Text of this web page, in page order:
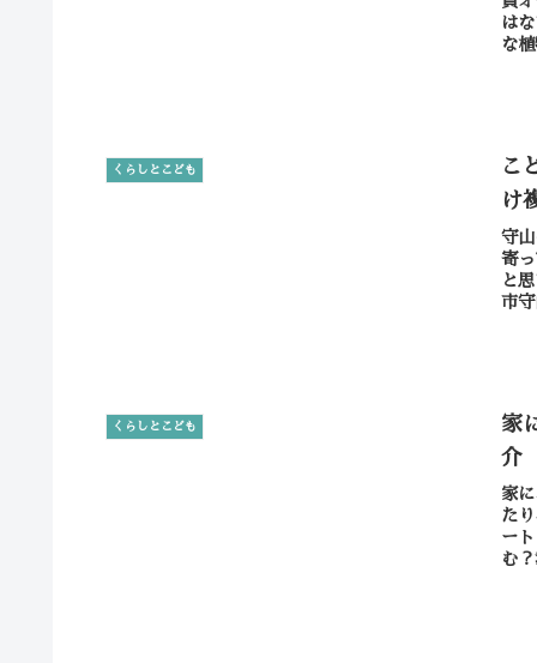
は
な
くらしとこども
こ
け
守
寄
と
市
くらしとこども
家
介
家
た
ー
む